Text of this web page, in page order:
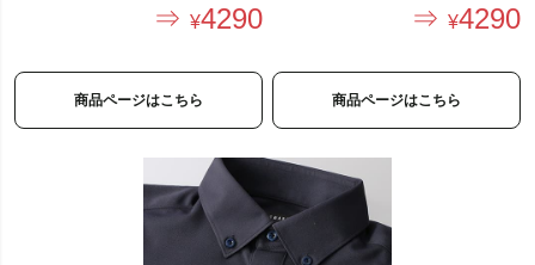
4290
商品ページはこちら
4290
商品ページはこちら